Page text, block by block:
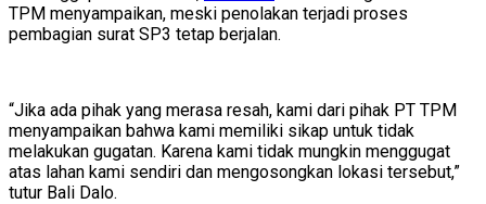
TPM menyampaikan, meski penolakan terjadi proses
pembagian surat SP3 tetap berjalan.
“Jika ada pihak yang merasa resah, kami dari pihak PT TPM
menyampaikan bahwa kami memiliki sikap untuk tidak
melakukan gugatan. Karena kami tidak mungkin menggugat
atas lahan kami sendiri dan mengosongkan lokasi tersebut,”
tutur Bali Dalo.